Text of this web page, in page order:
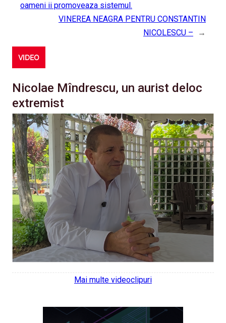
oameni ii promoveaza sistemul.
VINEREA NEAGRA PENTRU CONSTANTIN
NICOLESCU –
→
VIDEO
Nicolae Mîndrescu, un aurist deloc
extremist
Mai multe videoclipuri